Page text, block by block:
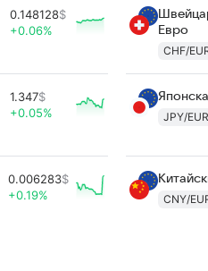
0.148128$
+0.06%
Евро
CHF/
1.347$
+0.05%
JPY/EUR
0.006283$
+0.19%
CNY/